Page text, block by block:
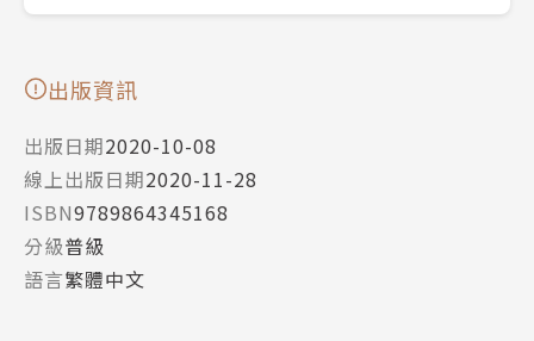
出版資訊
出版日期2020-10-08
線上出版日期2020-11-28
ISBN9789864345168
分級普級
語言繁體中文